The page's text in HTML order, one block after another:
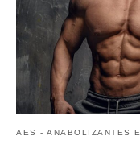
AES - ANABOLIZANTES